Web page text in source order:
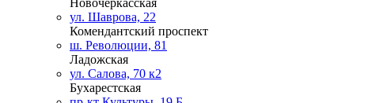
Новочеркасская
ул. Шаврова, 22
Комендантский проспект
ш. Революции, 81
Ладожская
ул. Салова, 70 к2
Бухарестская